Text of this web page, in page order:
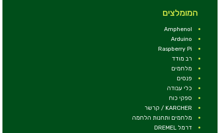
המומלצים
Amphenol
Arduino
Raspberry Pi
רב מודד
מלחמים
פנסים
כלי עבודה
ספקי כוח
KARCHER / קרשר
מלחמים ותחנות הלחמה
דרמל DREMEL